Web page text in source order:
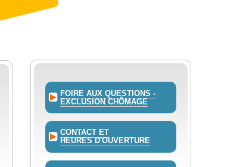
FOIRE AUX QUESTIONS -
EXCLUSION CHÔMAGE
CONTACT ET
HEURES D'OUVERTURE